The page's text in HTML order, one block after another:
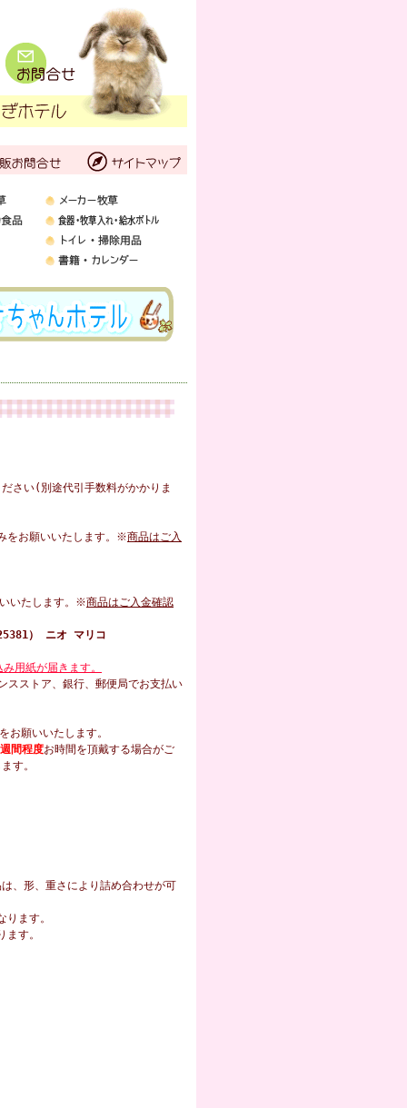
さい(別途代引手数料がかかりま
をお願いいたします。※商品はご入
いたします。※商品はご入金確認
） ニオ マリコ
用紙が届きます。
スストア、銀行、郵便局でお支払い
願いいたします。
間程度お時間を頂戴する場合がご
す。
、形、重さにより詰め合わせが可
ます。
ます。